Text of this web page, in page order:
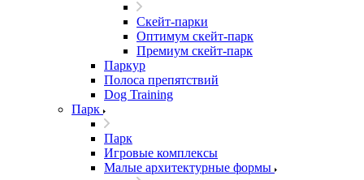
Скейт-парки
Оптимум скейт-парк
Премиум скейт-парк
Паркур
Полоса препятствий
Dog Training
Парк
Парк
Игровые комплексы
Малые архитектурные формы